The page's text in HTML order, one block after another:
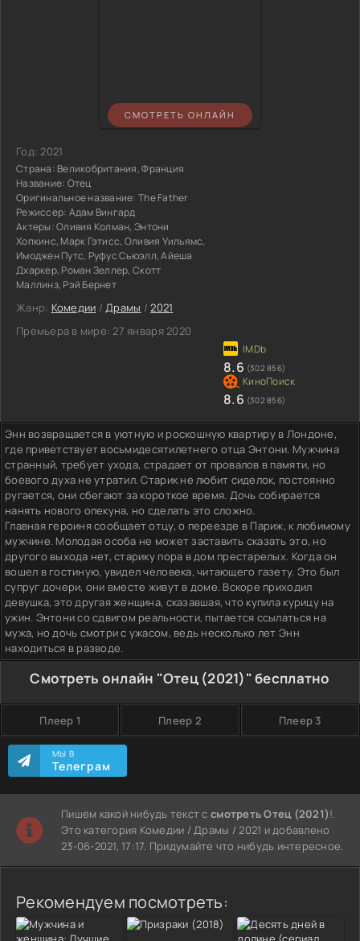
СМОТРЕТЬ ОНЛАЙН
Год:2021
Страна: Великобритания, Франция
Название: Отец
Оригинальное название: The Father
Режиссер: Адам Вингард
Актеры:Оливия Колман, Энтони
Хопкинс, Марк Гэтисс, Оливия Уильямс,
Имоджен Путс, Руфус Сьюэлл, Айеша
Дхаркер, Роман Зеллер, Скотт
Маллинз, Рэй Бернет
Жанр: Комедии /Драмы /2021
Премьера в мире: 27 января 2020
8.6 (302 856)
8.6 (302 856)
Энн возвращается в уютную и роскошную квартиру в Лондоне,
где приветствует восьмидесятилетнего отца Энтони. Мужчина
странный, требует ухода, страдает от провалов в памяти, но
боевого духа не утратил. Старик не любит сиделок, постоянно
ругается, они сбегают за короткое время. Дочь собирается
нанять нового опекуна, но сделать это сложно.
Главная героиня сообщает отцу, о переезде в Париж, к любимому
мужчине. Молодая особа не может заставить сказать это, но
другого выхода нет, старику пора в дом престарелых. Когда он
вошел в гостиную, увидел человека, читающего газету. Это был
супруг дочери, они вместе живут в доме. Вскоре приходил
девушка, это другая женщина, сказавшая, что купила курицу на
ужин. Энтони со сдвигом реальности, пытается ссылаться на
мужа, но дочь смотри с ужасом, ведь несколько лет Энн
находиться в разводе.
Смотреть онлайн "Отец (2021)" бесплатно
Плеер 1 Плеер 2 Плеер 3
МЫ В
Телеграм
Пишем какой нибудь текст ссмотреть Отец (2021)!.
Это категория Комедии / Драмы / 2021 и добавлено
23-06-2021, 17:17. Придумайте что нибудь интересное.
Рекомендуем посмотреть: